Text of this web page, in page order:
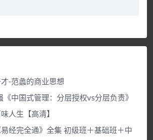
才-范蠡的商业思想
中国式管理：分层授权vs分层负责》
人生【高清】
经完全通》全集 初级班＋基础班＋中